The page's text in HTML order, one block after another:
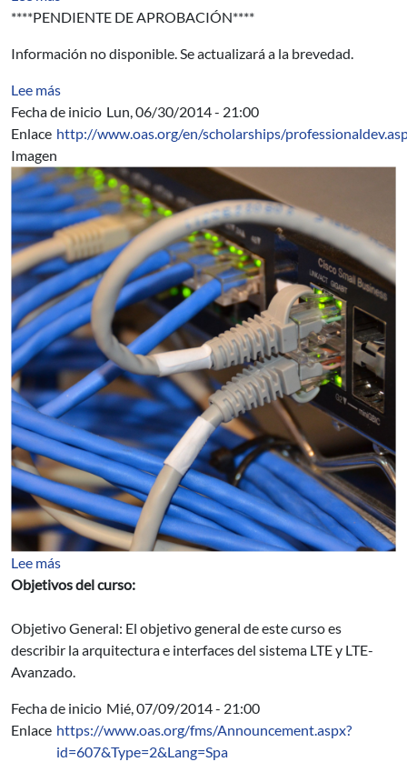
****PENDIENTE DE APROBACIÓN****
Información no disponible. Se actualizará a la brevedad.
Lee mássobre EFECTO DEL CALCIO EN LA
Fecha de inicio Lun, 06/30/2014 - 21:00
Enlace http://www.oas.org/en/scholarships/
Imagen
Lee mássobre LTE y LTE-A: Interfaz de Aire y Core
Objetivos del curso:
Objetivo General: El objetivo general de este curso es
describir la arquitectura e interfaces del sistema LTE y LTE-
Avanzado.
Fecha de inicio Mié, 07/09/2014 - 21:00
Enlace https://www.oas.org/fms/Announcement.aspx?
id=607&Type=2&Lang=Spa